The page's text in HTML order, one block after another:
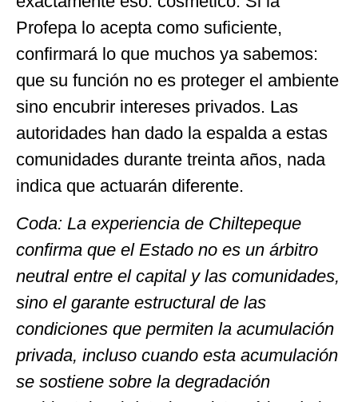
Profepa lo acepta como suficiente,
confirmará lo que muchos ya sabemos:
que su función no es proteger el ambiente
sino encubrir intereses privados. Las
autoridades han dado la espalda a estas
comunidades durante treinta años, nada
indica que actuarán diferente.
Coda: La experiencia de Chiltepeque
confirma que el Estado no es un árbitro
neutral entre el capital y las comunidades,
sino el garante estructural de las
condiciones que permiten la acumulación
privada, incluso cuando esta acumulación
se sostiene sobre la degradación